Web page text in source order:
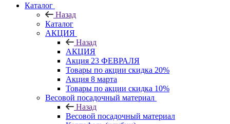
Каталог
Назад
Каталог
АКЦИЯ
Назад
АКЦИЯ
Акция 23 ФЕВРАЛЯ
Товары по акции скидка 20%
Акция 8 марта
Товары по акции скидка 10%
Весовой посадочный материал
Назад
Весовой посадочный материал